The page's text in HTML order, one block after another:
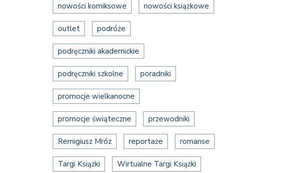
nowości komiksowe nowości książkowe
outlet podróże
podręczniki akademickie
podręczniki szkolne poradniki
promocje wielkanocne
promocje świąteczne przewodniki
Remigiusz Mróz reportaże romanse
Targi Książki Wirtualne Targi Książki